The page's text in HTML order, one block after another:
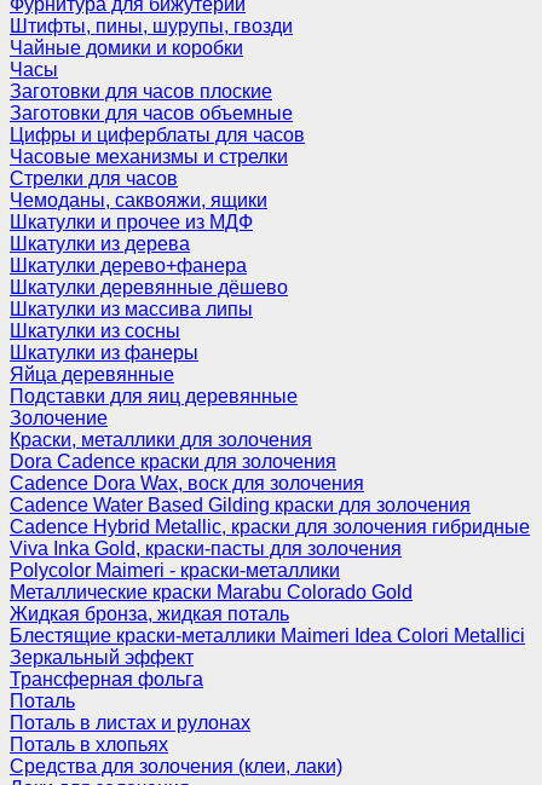
Фурнитура для бижутерии
Штифты, пины, шурупы, гвозди
Чайные домики и коробки
Часы
Заготовки для часов плоские
Заготовки для часов объемные
Цифры и циферблаты для часов
Часовые механизмы и стрелки
Стрелки для часов
Чемоданы, саквояжи, ящики
Шкатулки и прочее из МДФ
Шкатулки из дерева
Шкатулки дерево+фанера
Шкатулки деревянные дёшево
Шкатулки из массива липы
Шкатулки из сосны
Шкатулки из фанеры
Яйца деревянные
Подставки для яиц деревянные
Золочение
Краски, металлики для золочения
Dora Cadence краски для золочения
Cadence Dora Wax, воск для золочения
Cadence Water Based Gilding краски для золочения
Cadence Hybrid Metallic, краски для золочения гибридные
Viva Inka Gold, краски-пасты для золочения
Polycolor Maimeri - краски-металлики
Металлические краски Marabu Colorado Gold
Жидкая бронза, жидкая поталь
Блестящие краски-металлики Maimeri Idea Colori Metallici
Зеркальный эффект
Трансферная фольга
Поталь
Поталь в листах и рулонах
Поталь в хлопьях
Средства для золочения (клеи, лаки)